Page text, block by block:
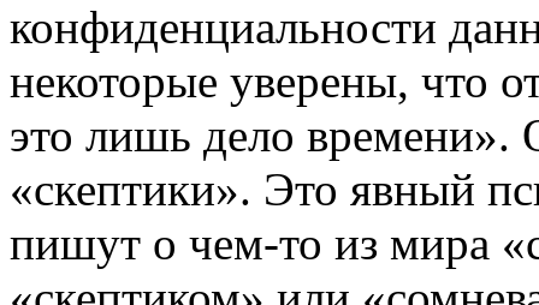
конфиденциальности
некоторые уверены, что
это лишь дело времени».
«скептики». Это явный
пишут о чем-то из мира